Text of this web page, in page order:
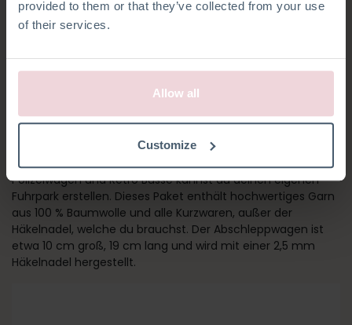
provided to them or that they’ve collected from your use
of their services.
Allow all
Customize
ABSCHLEPPWAGEN
Zusammen mit dem Lastwagen, Feuerwehrwagen,
Polizeiwagen und Retro Busse kannst du deinen eigenen
Fuhrpark erstellen. Dieses Paket enthält hochwertiges Garn
aus 100 % Baumwolle und alle Kurzwaren, außer der
Häkelnadel, welche du brauchst. Der Abschleppwagen ist
etwa 10 cm groß, 19 cm lang und wird mit einer 2,5 mm
Häkelnadel hergestellt.